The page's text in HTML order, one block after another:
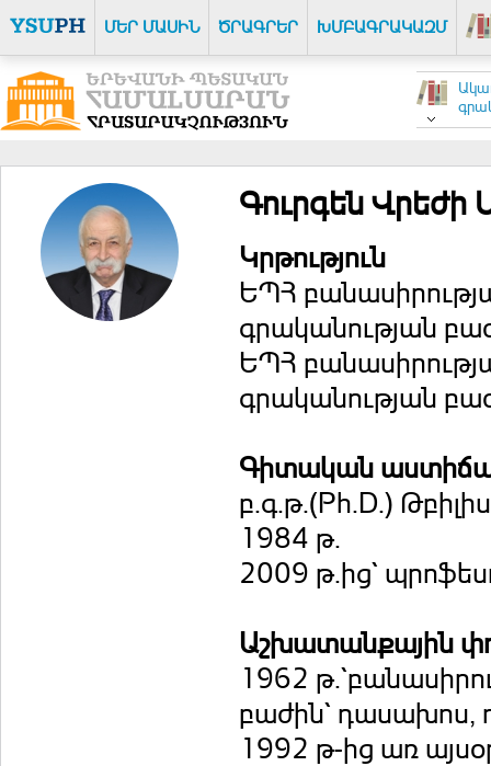
ՄԵՐ ՄԱՍԻՆ ԾՐԱԳՐԵՐ ԽՄԲԱԳՐԱԿԱԶՄ
Գուրգեն Վրեժի
Կրթություն
ԵՊՀ
գրականության
ԵՊՀ
գրականության
Գիտական
բ.գ.թ.(Ph.D.)
1984 թ.
2009 թ.ից`
Աշխատանքային
1962
բաժին` դասախոս,
1992 թ-ից առ